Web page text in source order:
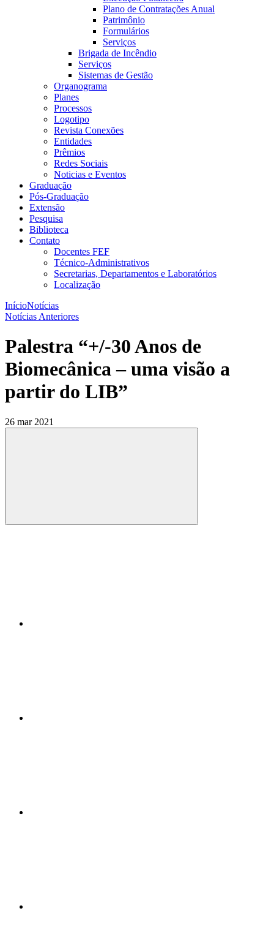
Plano de Contratações Anual
Patrimônio
Formulários
Serviços
Brigada de Incêndio
Serviços
Sistemas de Gestão
Organograma
Planes
Processos
Logotipo
Revista Conexões
Entidades
Prêmios
Redes Sociais
Noticias e Eventos
Graduação
Pós-Graduação
Extensão
Pesquisa
Biblioteca
Contato
Docentes FEF
Técnico-Administrativos
Secretarias, Departamentos e Laboratórios
Localização
InícioNotícias
Notícias Anteriores
Palestra “+/-30 Anos de
Biomecânica – uma visão a
partir do LIB”
26 mar 2021
Compartilhar